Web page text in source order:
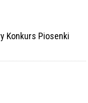
Konkurs Piosenki